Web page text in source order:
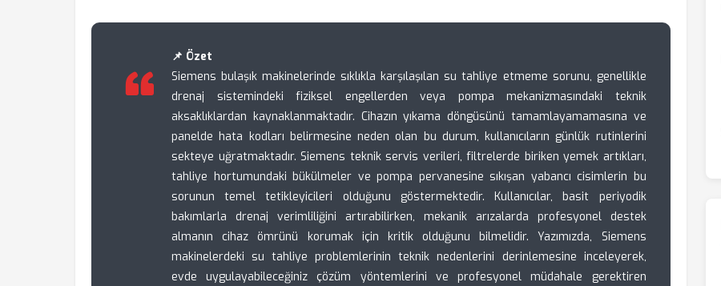
📌 Özet
Siemens bulaşık makinelerinde sıklıkla karşılaşılan su tahliye etmeme sorunu, genellikle
drenaj sistemindeki fiziksel engellerden veya pompa mekanizmasındaki teknik
aksaklıklardan kaynaklanmaktadır. Cihazın yıkama döngüsünü tamamlayamamasına ve
panelde hata kodları belirmesine neden olan bu durum, kullanıcıların günlük rutinlerini
sekteye uğratmaktadır. Siemens teknik servis verileri, filtrelerde biriken yemek artıkları,
tahliye hortumundaki bükülmeler ve pompa pervanesine sıkışan yabancı cisimlerin bu
sorunun temel tetikleyicileri olduğunu göstermektedir. Kullanıcılar, basit periyodik
bakımlarla drenaj verimliliğini artırabilirken, mekanik arızalarda profesyonel destek
almanın cihaz ömrünü korumak için kritik olduğunu bilmelidir. Yazımızda, Siemens
makinelerdeki su tahliye problemlerinin teknik nedenlerini derinlemesine inceleyerek,
evde uygulayabileceğiniz çözüm yöntemlerini ve profesyonel müdahale gerektiren